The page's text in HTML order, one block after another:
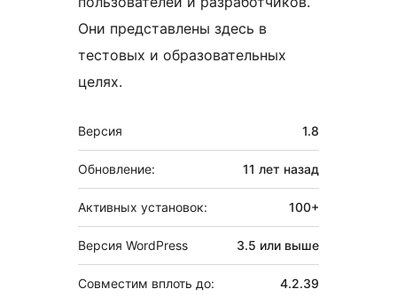
Они представлены здесь в
тестовых и образовательных
целях.
Мета
Версия 1.8
Обновление: 11 лет назад
Активных установок: 100+
Версия WordPress 3.5 или выше
Совместим вплоть до: 4.2.39